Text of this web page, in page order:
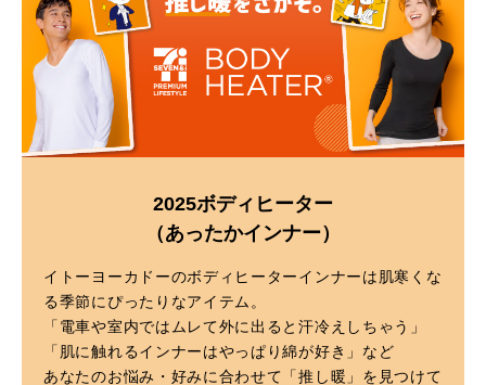
2025ボディヒーター
（あったかインナー）
イトーヨーカドーのボディヒーターインナーは肌寒くな
る季節にぴったりなアイテム。
「電車や室内ではムレて外に出ると汗冷えしちゃう」
「肌に触れるインナーはやっぱり綿が好き」など
あなたのお悩み・好みに合わせて「推し暖」を見つけて